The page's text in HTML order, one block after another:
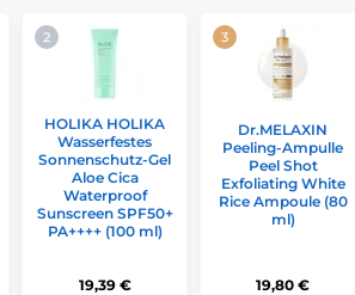
HOLIKA HOLIKA
Wasserfestes
Sonnenschutz-Gel
Aloe Cica
Waterproof
Sunscreen SPF50+
PA++++ (100 ml)
19,39 €
Dr.MELAXIN
Peeling-Ampulle
Peel Shot
Exfoliating White
Rice Ampoule (80
ml)
19,80 €